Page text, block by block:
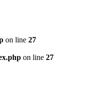
on line 27
on line 27